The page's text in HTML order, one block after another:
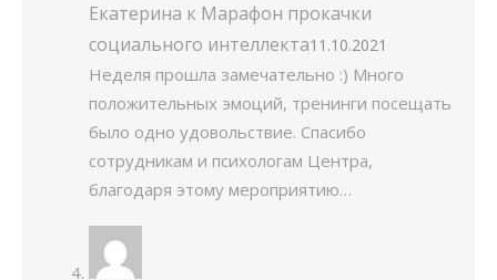
Екатерина к Марафон прокачки
социального интеллекта11.10.2021
Неделя прошла замечательно :) Много
положительных эмоций, тренинги посещать
было одно удовольствие. Спасибо
сотрудникам и психологам Центра,
благодаря этому мероприятию…